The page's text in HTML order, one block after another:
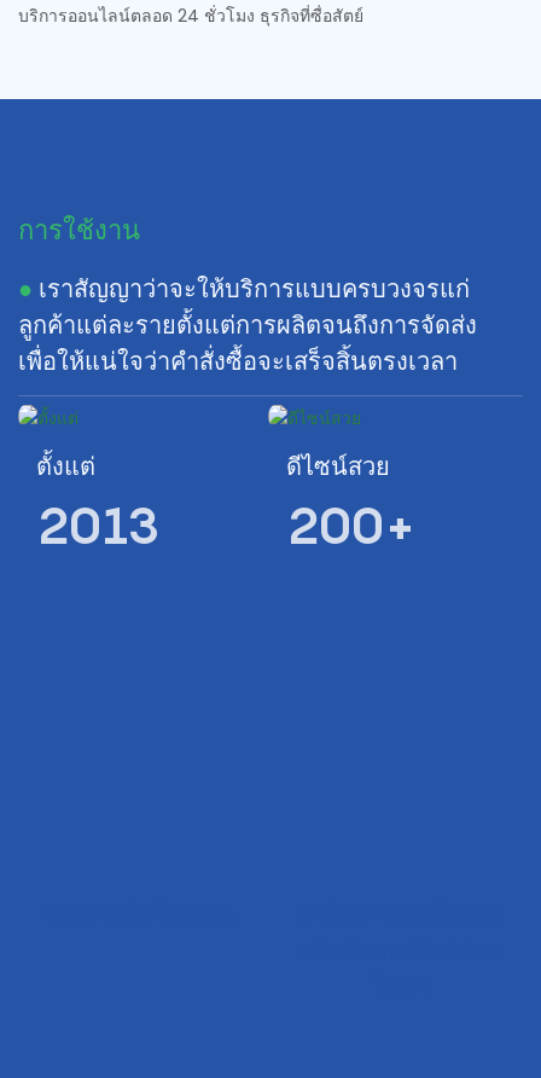
บริการออนไลน์ตลอด 24 ชั่วโมง ธุรกิจที่ซื่อสัตย์
การใช้งาน
● เราสัญญาว่าจะให้บริการแบบครบวงจรแก่
ลูกค้าแต่ละรายตั้งแต่การผลิตจนถึงการจัดส่ง
เพื่อให้แน่ใจว่าคำสั่งซื้อจะเสร็จสิ้นตรงเวลา
ตั้งแต่
2013
ดีไซน์สวย
200+